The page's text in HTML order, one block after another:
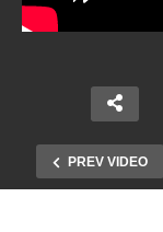
PREV VIDEO